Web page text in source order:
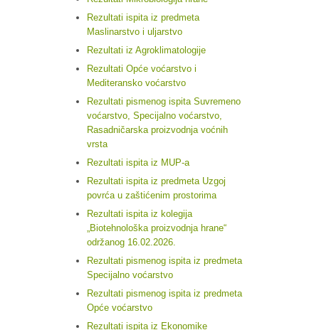
Rezultati ispita iz predmeta
Maslinarstvo i uljarstvo
Rezultati iz Agroklimatologije
Rezultati Opće voćarstvo i
Mediteransko voćarstvo
Rezultati pismenog ispita Suvremeno
voćarstvo, Specijalno voćarstvo,
Rasadničarska proizvodnja voćnih
vrsta
Rezultati ispita iz MUP-a
Rezultati ispita iz predmeta Uzgoj
povrća u zaštićenim prostorima
Rezultati ispita iz kolegija
„Biotehnološka proizvodnja hrane“
održanog 16.02.2026.
Rezultati pismenog ispita iz predmeta
Specijalno voćarstvo
Rezultati pismenog ispita iz predmeta
Opće voćarstvo
Rezultati ispita iz Ekonomike